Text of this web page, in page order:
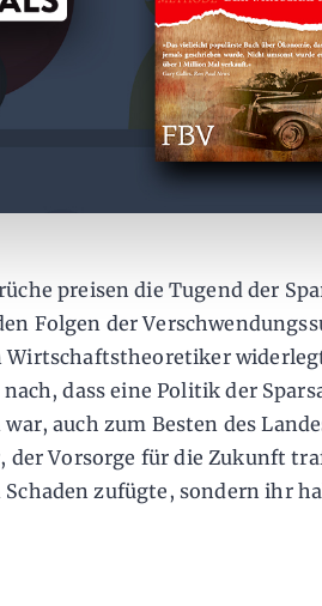
preisen die Tugend der
Folgen der
Wirtschaftstheoretiker
dass eine Politik der
auch zum Besten des
der Vorsorge für die Zukunft
zufügte, sondern ihr